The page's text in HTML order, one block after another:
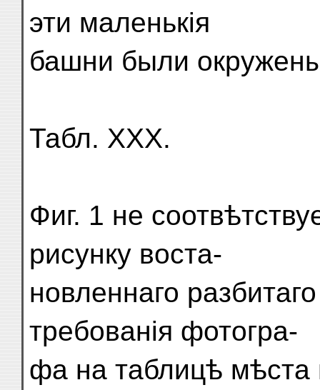
эти маленькія
башни были
Табл. XXX.
Фиг. 1 не
рисунку воста-
новленнаго
требованія фотогра-
фа на таблицѣ